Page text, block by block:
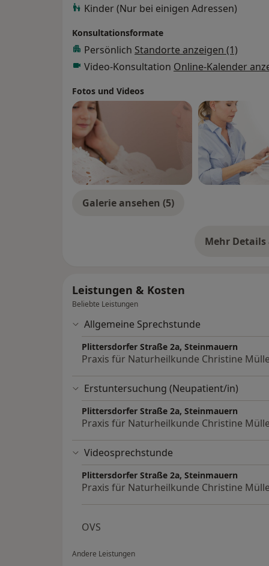
Kinder (Nur bei einigen Adressen)
Konsultationsformate
Persönlich Standorte anzeigen (1)
Video-Konsultation Online-Kalender
Fotos und Videos
Galerie ansehen (5)
Mehr Details
Leistungen & Kosten
Beliebte Leistungen
Allgemeine Sprechstunde
Plittersdorfer Straße 2a, Steinmauern
Praxis für Naturheilkunde Christine
Erstuntersuchung (Neupatient/in)
Plittersdorfer Straße 2a, Steinmauern
Praxis für Naturheilkunde Christine
Videosprechstunde
Plittersdorfer Straße 2a, Steinmauern
Praxis für Naturheilkunde Christine
OVS
Andere Leistungen